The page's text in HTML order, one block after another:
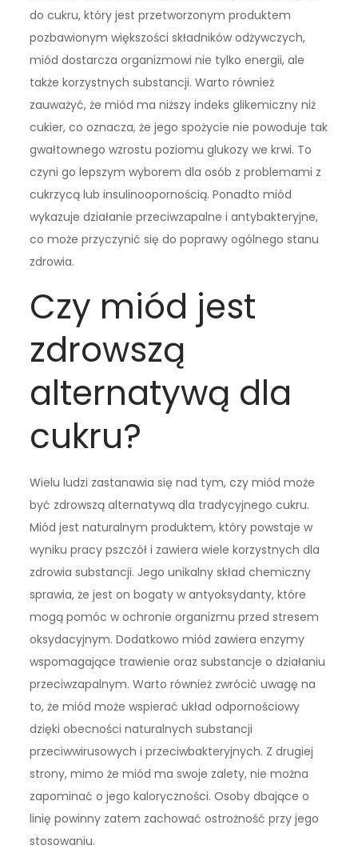
do cukru, który jest przetworzonym produktem
pozbawionym większości składników odżywczych,
miód dostarcza organizmowi nie tylko energii, ale
także korzystnych substancji. Warto również
zauważyć, że miód ma niższy indeks glikemiczny niż
cukier, co oznacza, że jego spożycie nie powoduje tak
gwałtownego wzrostu poziomu glukozy we krwi. To
czyni go lepszym wyborem dla osób z problemami z
cukrzycą lub insulinoopornością. Ponadto miód
wykazuje działanie przeciwzapalne i antybakteryjne,
co może przyczynić się do poprawy ogólnego stanu
zdrowia.
Czy miód jest
zdrowszą
alternatywą dla
cukru?
Wielu ludzi zastanawia się nad tym, czy miód może
być zdrowszą alternatywą dla tradycyjnego cukru.
Miód jest naturalnym produktem, który powstaje w
wyniku pracy pszczół i zawiera wiele korzystnych dla
zdrowia substancji. Jego unikalny skład chemiczny
sprawia, że jest on bogaty w antyoksydanty, które
mogą pomóc w ochronie organizmu przed stresem
oksydacyjnym. Dodatkowo miód zawiera enzymy
wspomagające trawienie oraz substancje o działaniu
przeciwzapalnym. Warto również zwrócić uwagę na
to, że miód może wspierać układ odpornościowy
dzięki obecności naturalnych substancji
przeciwwirusowych i przeciwbakteryjnych. Z drugiej
strony, mimo że miód ma swoje zalety, nie można
zapominać o jego kaloryczności. Osoby dbające o
linię powinny zatem zachować ostrożność przy jego
stosowaniu.